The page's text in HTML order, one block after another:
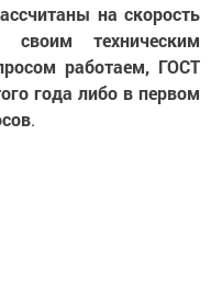
на скорость
техническим
работаем, ГОСТ
года либо в первом
.